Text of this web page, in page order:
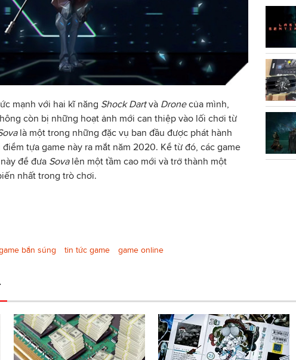
mạnh với hai kĩ năng Shock Dartvà Dronecủa mình,
còn bị những hoạt ảnh mới can thiệp vào lối chơi từ
là một trong những đặc vụ ban đầu được phát hành
điểm tựa game này ra mắt năm 2020. Kể từ đó, các game
để đưa Sovalên một tầm cao mới và trở thành một
nhất trong trò chơi.
bắn súng tin tức game game online